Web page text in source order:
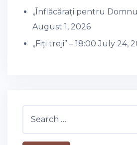
,,Înflăcărați pentru
August 1, 2026
,,Fiți treji” – 18:00 July 24,